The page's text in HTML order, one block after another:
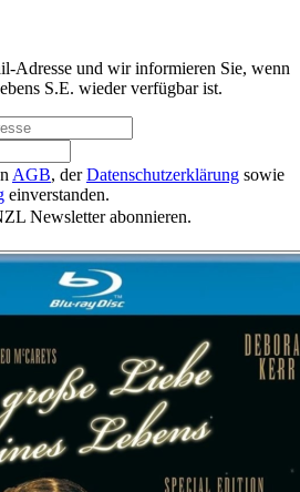
Adresse und wir informieren Sie, wenn
S.E. wieder verfügbar ist.
AGB, derDatenschutzerklärung sowie
einverstanden.
Newsletter abonnieren.